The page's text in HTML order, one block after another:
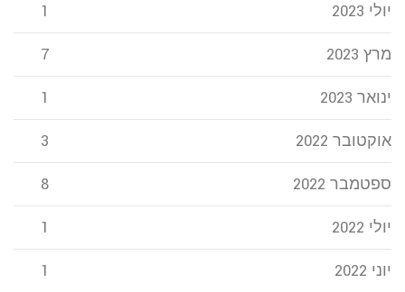
יולי 2023 1
מרץ 2023 7
ינואר 2023 1
אוקטובר 2022 3
ספטמבר 2022 8
יולי 2022 1
יוני 2022 1